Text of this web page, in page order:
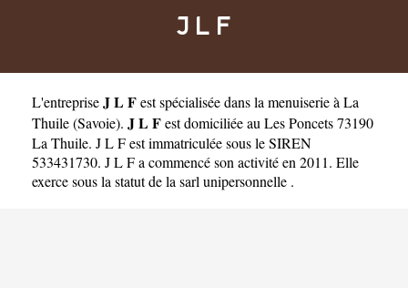
J L F
L'entrepriseJ L Festspécialisée dans la menuiserie à La
Thuile(Savoie). J L Fest domiciliée au Les Poncets 73190
La Thuile. J L F est immatriculée sous le SIREN
533431730. J L F a commencé son activité en 2011. Elle
exerce sous la statut de la sarl unipersonnelle .